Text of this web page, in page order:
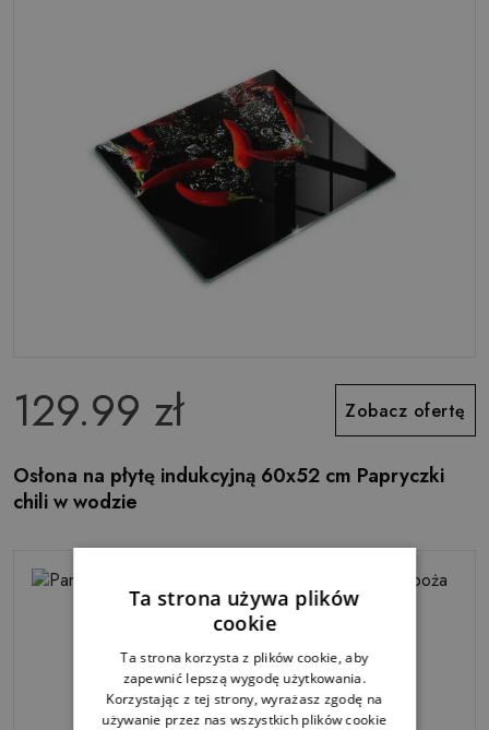
129.99 zł Zobacz ofertę
Osłona na płytę indukcyjną 60x52 cm Papryczki
chili w wodzie
Ta strona używa plików
cookie
Ta strona korzysta z plików cookie, aby
zapewnić lepszą wygodę użytkowania.
Korzystając z tej strony, wyrażasz zgodę na
używanie przez nas wszystkich plików cookie